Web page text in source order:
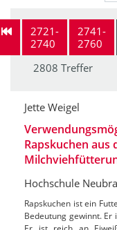
2721-
2740
2741-
2760
2808 Treffer
Jette Weigel
Rapskuchen aus
Hochschule
Rapskuchen ist ein
Bedeutung gewinnt.